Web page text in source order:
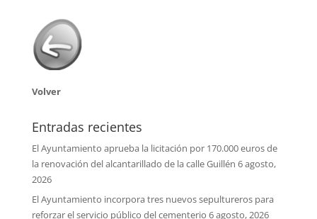
Volver
Entradas recientes
El Ayuntamiento aprueba la licitación por 170.000 euros de
la renovación del alcantarillado de la calle Guillén 6 agosto,
2026
El Ayuntamiento incorpora tres nuevos sepultureros para
reforzar el servicio público del cementerio 6 agosto, 2026